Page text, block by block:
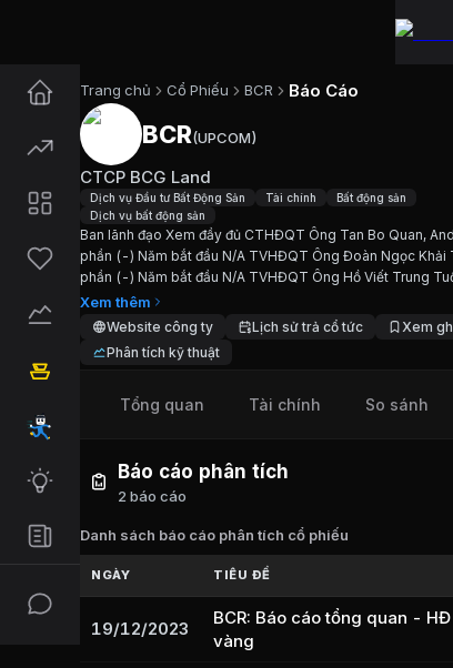
Trang chủ Cổ Phiếu BCR Báo Cáo
Cổ phiếuBCR
Cập nhật: 7/8/2026
Ngành:Dịch vụ Đầu tư Bất Động Sản, Tài
Giới thiệu
Ban lãnh đạo Xem đầy đủ CTHĐQT Ông
Chỉ số tài chínhBCR
Giá hiện tại: 1000VND
Vốn hóa:
EPS:
546,86
ROE: 5,13%
ROA: 2,05%
Tỷ suất cổ tức:
BCR(UPCOM)
CTCP BCG Land
Dịch vụ Đầu tư Bất Động Sản Tài chính
Bất động sản
Dịch vụ bất động sản
Ban lãnh đạo Xem đầy đủ CTHĐQT Ông Tan Bo Quan,
phần (-) Năm bắt đầu N/A TVHĐQT Ông Đoàn Ngọc Khải
phần (-) Năm bắt đầu N/A TVHĐQT Ông Hồ Viết Trung
(-) Năm bắt đầu N/A TGĐ/TVHĐQT Ông Nguyễn Hoàng
Cổ...
Xem thêm
Website công ty Lịch sử trả cổ tức
Xem
Phân tích kỹ thuật
Tổng quan Tài chính So sánh
Báo cáo phân tích và tài liệu
Tổng hợp báo cáo phân tích cổ phiếuBCR(
Báo cáo phân tích
2 báo cáo
Danh sách báo cáo phân tích cổ phiếu
NGÀY TIÊU ĐỀ
19/12/2023
BCR: Báo cáo tổng quan -
vàng